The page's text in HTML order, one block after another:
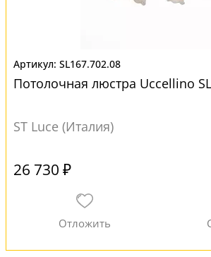
SL167.702.08
Потолочная люстра Uccellino
ST Luce (Италия)
26 730 ₽